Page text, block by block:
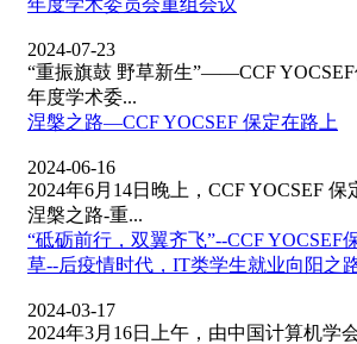
年度学术委员会重组会议
2024-07-23
“重振旗鼓 野草新生”——CCF YOCSEF
年度学术委...
涅槃之路—CCF YOCSEF 保定在路上
2024-06-16
2024年6月14日晚上，CCF YOCSEF
涅槃之路-重...
“砥砺前行，双翼齐飞”--CCF YOCSEF
草--后疫情时代，IT类学生就业向阳之
2024-03-17
2024年3月16日上午，由中国计算机学